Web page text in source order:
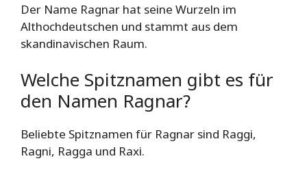
Der Name Ragnar hat seine Wurzeln im
Althochdeutschen und stammt aus dem
skandinavischen Raum.
Welche Spitznamen gibt es für
den Namen Ragnar?
Beliebte Spitznamen für Ragnar sind Raggi,
Ragni, Ragga und Raxi.